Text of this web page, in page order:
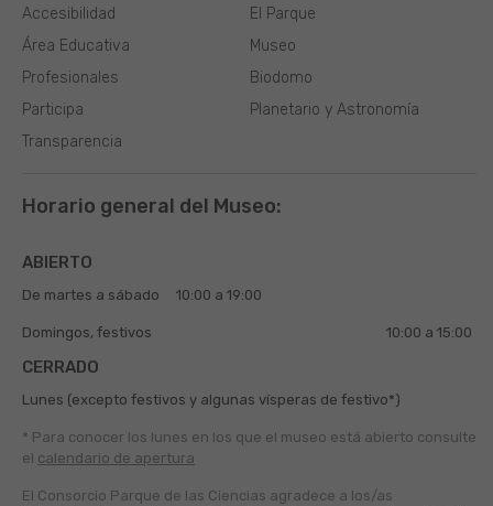
El Parque
Museo
Biodomo
Planetario y Astronomía
Área Educativa
Profesionales
Participa
Transparencia
Accesibilidad
Horario general del Museo:
ABIERTO
De martes a sábado 10:00 a 19:00
Domingos, festivos 10:00 a 15:00
CERRADO
Lunes (excepto festivos y algunas vísperas de festivo*)
* Para conocer los lunes en los que el museo está abierto consulte
el calendario de apertura
El Consorcio Parque de las Ciencias agradece a los/as